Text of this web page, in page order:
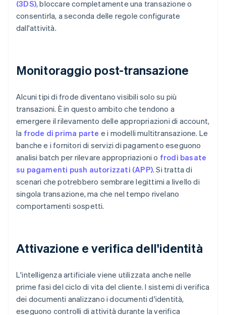
(3DS), bloccare completamente una transazione o
consentirla, a seconda delle regole configurate
dall'attività.
Monitoraggio post-transazione
Alcuni tipi di frode diventano visibili solo su più
transazioni. È in questo ambito che tendono a
emergere il rilevamento delle appropriazioni di account,
la frode di prima parte e i modelli multitransazione. Le
banche e i fornitori di servizi di pagamento eseguono
analisi batch per rilevare appropriazioni o frodi basate
su pagamenti push autorizzati (APP). Si tratta di
scenari che potrebbero sembrare legittimi a livello di
singola transazione, ma che nel tempo rivelano
comportamenti sospetti.
Attivazione e verifica dell'identità
L'intelligenza artificiale viene utilizzata anche nelle
prime fasi del ciclo di vita del cliente. I sistemi di verifica
dei documenti analizzano i documenti d'identità,
eseguono controlli di attività durante la verifica